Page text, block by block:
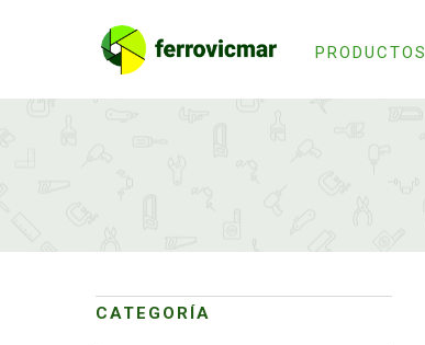
PRODUCTOS
CATEGORÍA